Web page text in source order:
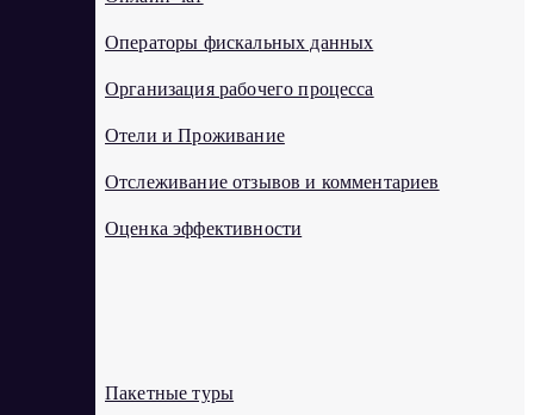
Операторы фискальных данных
Организация рабочего процесса
Отели и Проживание
Отслеживание отзывов и комментариев
Оценка эффективности
Пакетные туры